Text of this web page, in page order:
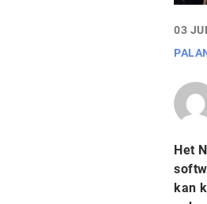
03
Het
kan